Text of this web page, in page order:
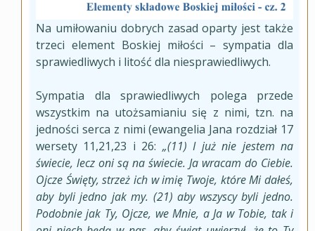
Na umiłowaniu dobrych zasad oparty jest także
trzeci element Boskiej miłości – sympatia dla
sprawiedliwych i litość dla niesprawiedliwych.
Sympatia dla sprawiedliwych polega przede
wszystkim na utożsamianiu się z nimi, tzn. na
jedności serca z nimi (ewangelia Jana rozdział 17
wersety 11,21,23 i 26: „(11) I już nie jestem na
świecie, lecz oni są na świecie. Ja wracam do Ciebie.
Ojcze Święty, strzeż ich w imię Twoje, które Mi dałeś,
aby byli jedno jak my. (21) aby wszyscy byli jedno.
Podobnie jak Ty, Ojcze, we Mnie, a Ja w Tobie, tak i